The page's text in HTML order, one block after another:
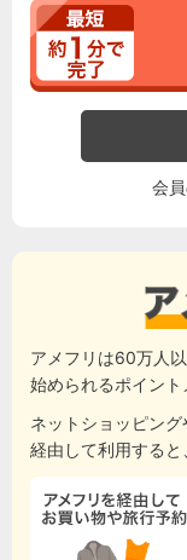
会
アメフリは60万人
始められるポイント
ネットショッピン
経由して利用すると